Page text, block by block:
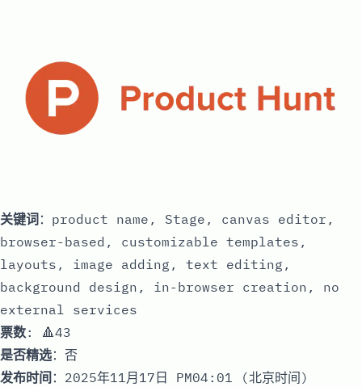
关键词：product name, Stage, canvas editor,
browser-based, customizable templates,
layouts, image adding, text editing,
background design, in-browser creation, no
external services
票数: 🔺43
是否精选：否
发布时间 ：2025年11月17日 PM04:01 (北京时间)